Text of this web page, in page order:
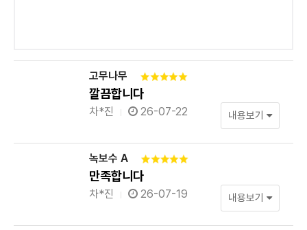
고무나무
깔끔합니다
차*진 26-07-22 내용보기
녹보수 A
만족합니다
차*진 26-07-19 내용보기